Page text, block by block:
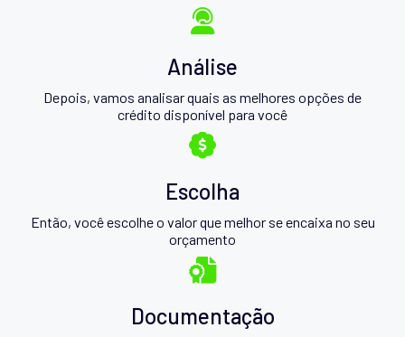
Análise
Depois, vamos analisar quais as melhores opções de
crédito disponível para você
Escolha
Então, você escolhe o valor que melhor se encaixa no seu
orçamento
Documentação